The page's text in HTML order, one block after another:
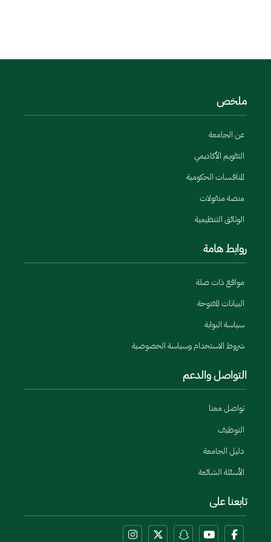
ملخص
عن الجامعة
التقويم الأكاديمي
المنافسات الحكومية
منصة منقولات
الوثائق التنظيمية
روابط هامة
مواقع ذات صلة
البيانات المفتوحة
سياسة البوابة
شروط الاستخدام وسياسة الخصوصية
التواصل والدعم
تواصل معنا
التوظيف
دليل الجامعة
الأسئلة الشائعة
تابعنا على